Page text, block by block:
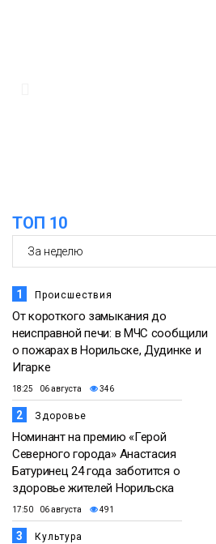
18:30
Фото
Заполярное лето в
прогрелся до 29
ТОП 10
1 Происшествия
От короткого замыкания до
неисправной печи: в МЧС сообщили
о пожарах в Норильске, Дудинке и
Игарке
18:25 06 августа 346
2 Здоровье
Номинант на премию «Герой
Северного города» Анастасия
Батуринец 24 года заботится о
здоровье жителей Норильска
17:50 06 августа 491
3 Культура